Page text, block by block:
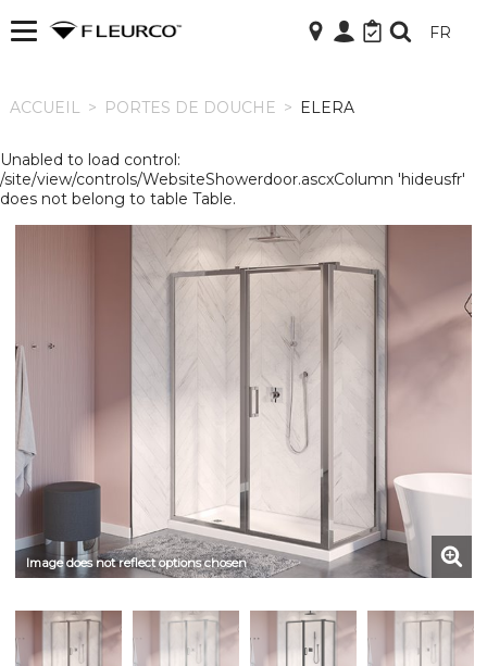
ACCUEIL FR
ACCUEIL > PORTES DE DOUCHE > ELERA
Unabled to load control:
/site/view/controls/WebsiteShowerdoor.ascxColumn 'hideusfr'
does not belong to table Table.
Image does not reflect options chosen